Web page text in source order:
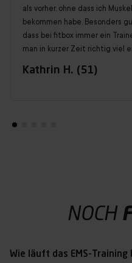
als vorher, ohne dass ich
bekommen habe. Besonders
dass bei fitbox immer ein
man in kurzer Zeit richtig viel
Kathrin H. (51)
NOCH
Wie läuft das EMS-Training